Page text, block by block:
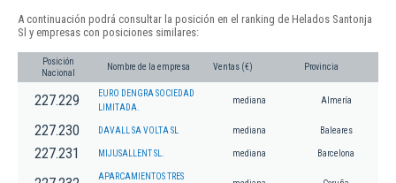
A continuación podrá consultar la posición en el ranking de Helados Santonja
Sl y empresas con posiciones similares:
Posición
Nacional
Nombre de la empresa Ventas (€) Provincia
227.229
EURO DENGRA SOCIEDAD
LIMITADA.
mediana Almería
227.230 DAVALL SA VOLTA SL mediana Baleares
227.231 MIJUSALLENT SL. mediana Barcelona
APARCAMIENTOS TRES